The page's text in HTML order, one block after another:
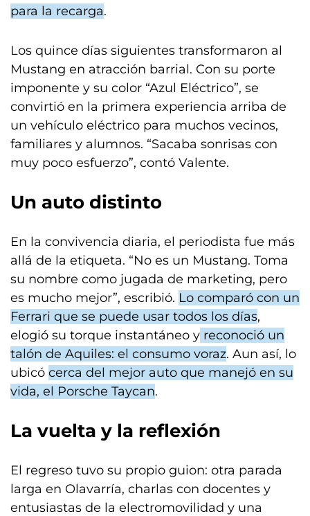
para la recarga.
Los quince días siguientes transformaron al
Mustang en atracción barrial. Con su porte
imponente y su color “Azul Eléctrico”, se
convirtió en la primera experiencia arriba de
un vehículo eléctrico para muchos vecinos,
familiares y alumnos. “Sacaba sonrisas con
muy poco esfuerzo”, contó Valente.
Un auto distinto
En la convivencia diaria, el periodista fue más
allá de la etiqueta. “No es un Mustang. Toma
su nombre como jugada de marketing, pero
es mucho mejor”, escribió. Lo comparó con un
Ferrari que se puede usar todos los días,
elogió su torque instantáneo y reconoció un
talón de Aquiles: el consumo voraz. Aun así, lo
ubicó cerca del mejor auto que manejó en su
vida, el Porsche Taycan.
La vuelta y la reflexión
El regreso tuvo su propio guion: otra parada
larga en Olavarría, charlas con docentes y
entusiastas de la electromovilidad y una